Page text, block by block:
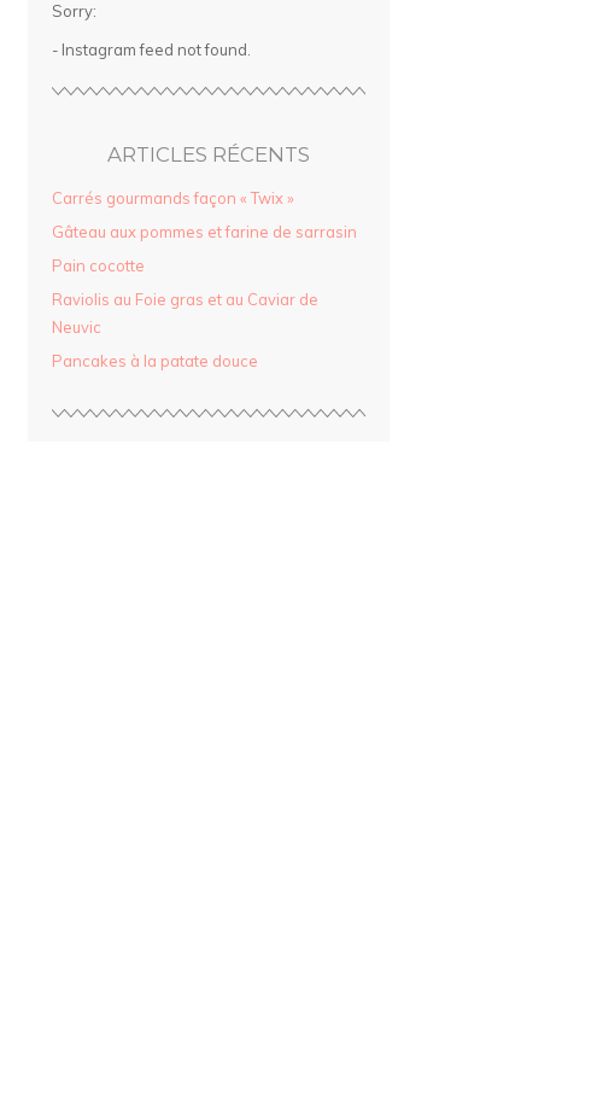
Sorry:
- Instagram feed not found.
ARTICLES RÉCENTS
Carrés gourmands façon « Twix »
Gâteau aux pommes et farine de sarrasin
Pain cocotte
Raviolis au Foie gras et au Caviar de
Neuvic
Pancakes à la patate douce